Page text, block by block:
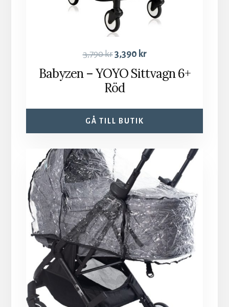
3,790kr3,390 kr
Babyzen – YOYO Sittvagn 6+
Röd
GÅ TILL BUTIK